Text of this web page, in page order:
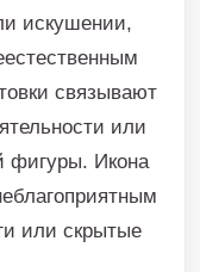
искушении,
связывают
или
фигуры. Икона
или скрытые